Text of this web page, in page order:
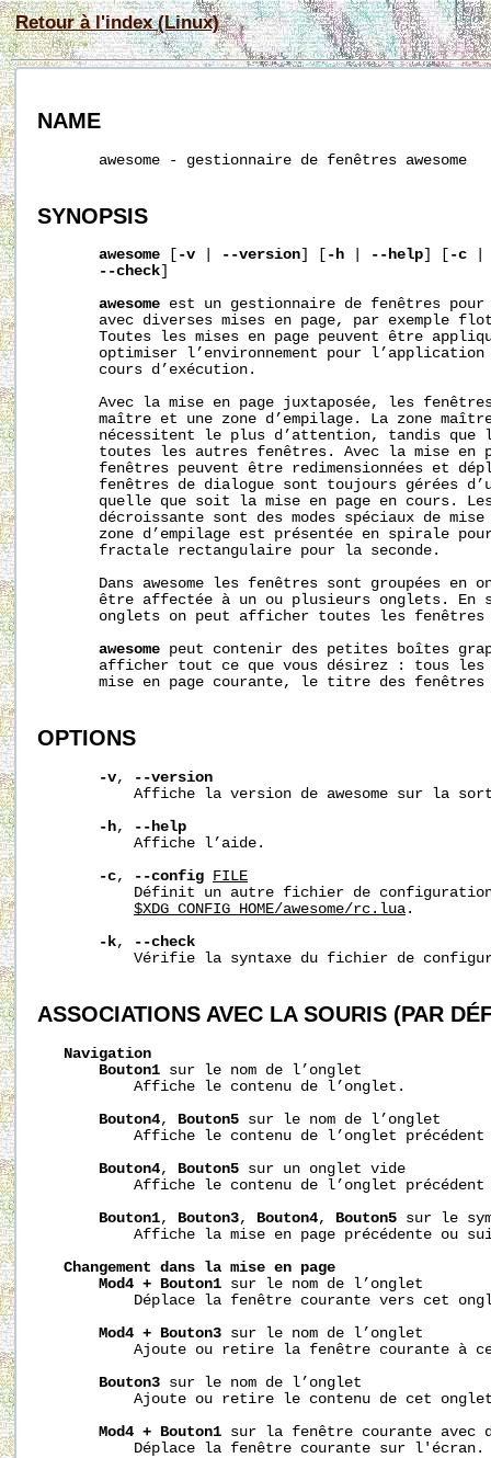
Retour à l'index (Linux)
NAME
       awesome - gestionnaire de fenêtres awesome
SYNOPSIS
awesome -v --version -h --help -c
--check
awesome est un gestionnaire de fenêtres
avec diverses mises en page, par exemple
Toutes les mises en page peuvent être
optimiser l’environnement pour
       cours d’exécution.
Avec la mise en page juxtaposée, les
maître et une zone d’empilage. La zone
nécessitent le plus d’attention, tandis que
toutes les autres fenêtres. Avec la mise en
fenêtres peuvent être redimensionnées et
fenêtres de dialogue sont toujours gérées
quelle que soit la mise en page en cours.
décroissante sont des modes spéciaux de
zone d’empilage est présentée en spirale
       fractale rectangulaire pour la seconde.
Dans awesome les fenêtres sont groupées en
être affectée à un ou plusieurs onglets. En
onglets on peut afficher toutes les
awesome peut contenir des petites boîtes
afficher tout ce que vous désirez : tous
mise en page courante, le titre des
OPTIONS
-v,
--version
Affiche la version de awesome sur la
-h,
--help
           Affiche l’aide.
-c, --config
FILE
Définit un autre fichier de
$XDG_CONFIG_HOME/awesome/rc.lua .
-k,
--check
Vérifie la syntaxe du fichier de
ASSOCIATIONS AVEC LA SOURIS (PAR
Navigation
Bouton1 sur le nom de l’onglet
           Affiche le contenu de l’onglet.
Bouton4, Bouton5 sur le nom de l’onglet
Affiche le contenu de l’onglet précédent
Bouton4, Bouton5 sur un onglet vide
Affiche le contenu de l’onglet précédent
Bouton1, Bouton3, Bouton4, Bouton5 sur le
Affiche la mise en page précédente ou
Changement dans la mise en page
Mod4 + Bouton1 sur le nom de l’onglet
Déplace la fenêtre courante vers cet
Mod4 + Bouton3 sur le nom de l’onglet
Ajoute ou retire la fenêtre courante à
Bouton3 sur le nom de l’onglet
Ajoute ou retire le contenu de cet
Mod4 + Bouton1 sur la fenêtre courante avec
           Déplace la fenêtre courante sur l'écran.